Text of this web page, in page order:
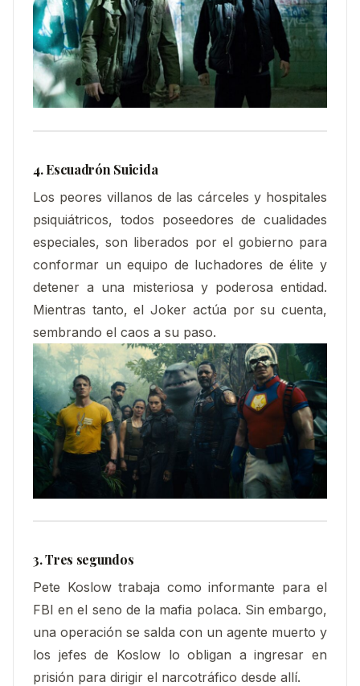
4. Escuadrón Suicida
Los peores villanos de las cárceles y hospitales
psiquiátricos, todos poseedores de cualidades
especiales, son liberados por el gobierno para
conformar un equipo de luchadores de élite y
detener a una misteriosa y poderosa entidad.
Mientras tanto, el Joker actúa por su cuenta,
sembrando el caos a su paso.
3. Tres segundos
Pete Koslow trabaja como informante para el
FBI en el seno de la mafia polaca. Sin embargo,
una operación se salda con un agente muerto y
los jefes de Koslow lo obligan a ingresar en
prisión para dirigir el narcotráfico desde allí.